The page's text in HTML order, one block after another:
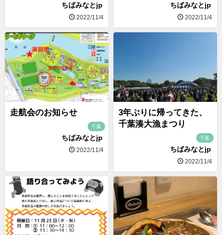
ちばみなとjp
2022/11/4
ちばみなとjp
2022/11/4
走航会のお知らせ
千葉
ちばみなとjp
2022/11/4
3年ぶりに帰ってきた、
千葉湊大漁まつり
千葉
ちばみなとjp
2022/11/4